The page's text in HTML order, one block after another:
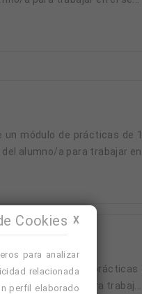
módulo de prácticas de
alumno/a para trabajar en
un módulo de
del alumno/a para trabaj...
X
Cookies
para analizar
relacionada
perfil elaborado